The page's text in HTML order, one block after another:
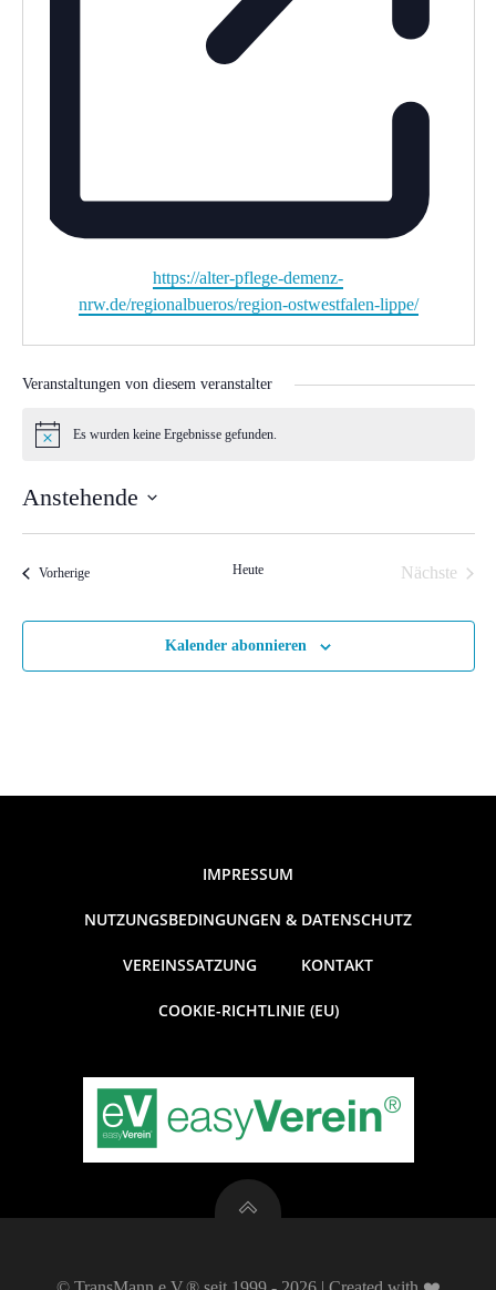
Webseite
https://alter-pflege-demenz-
nrw.de/regionalbueros/region-ostwestfalen-lippe/
Veranstaltungen von diesem veranstalter
HinweisEs wurden keine Ergebnisse gefunden.
Anstehende
Datum
VorherigeVeranstaltungen Heute
Nächste
Kalender abonnieren
IMPRESSUM
NUTZUNGSBEDINGUNGEN & DATENSCHUTZ
VEREINSSATZUNG KONTAKT
COOKIE-RICHTLINIE (EU)